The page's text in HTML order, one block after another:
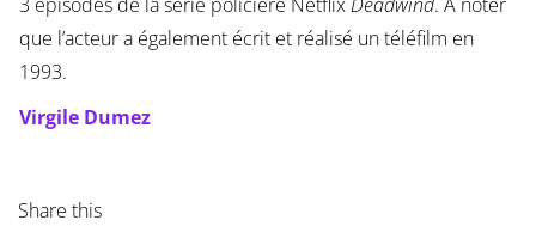
que l’acteur a également écrit et réalisé un téléfilm en
1993.
Virgile Dumez
Share this